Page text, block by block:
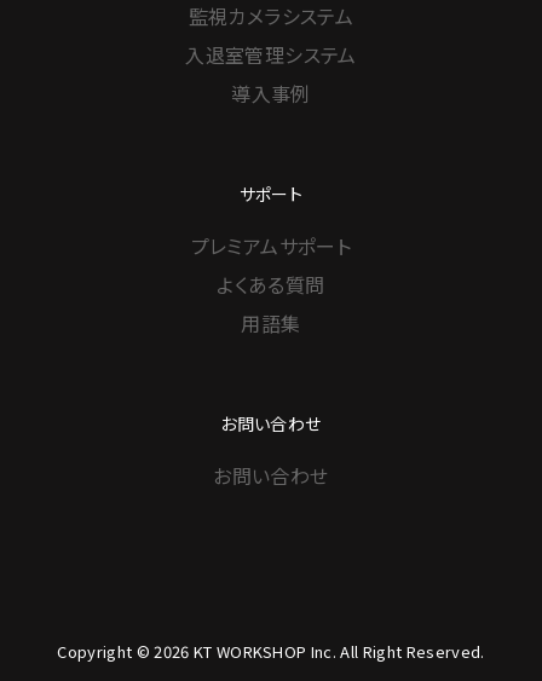
監視カメラシステム
入退室管理システム
導入事例
サポート
プレミアムサポート
よくある質問
用語集
お問い合わせ
お問い合わせ
Copyright © 2026 KT WORKSHOP Inc. All Right Reserved.